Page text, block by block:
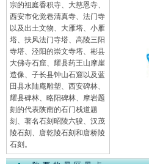
宗的祖庭香积寺、大慈恩寺、
西安市化觉巷清真寺、法门寺
以及出土文物、大雁塔、小雁
塔、扶风法门寺塔、高陵三阳
寺塔、泾阳的崇文寺塔、彬县
大佛寺石窟、耀县药王山摩崖
造像、子长县钟山石窟以及蓝
田县水陆庵雕塑、西安碑林、
耀县碑林、略阳碑林、摩岩题
刻的代表陕南的石门栈道题
刻、著名石刻昭陵六骏、汉茂
陵石刻、唐乾陵石刻和唐桥陵
石刻。